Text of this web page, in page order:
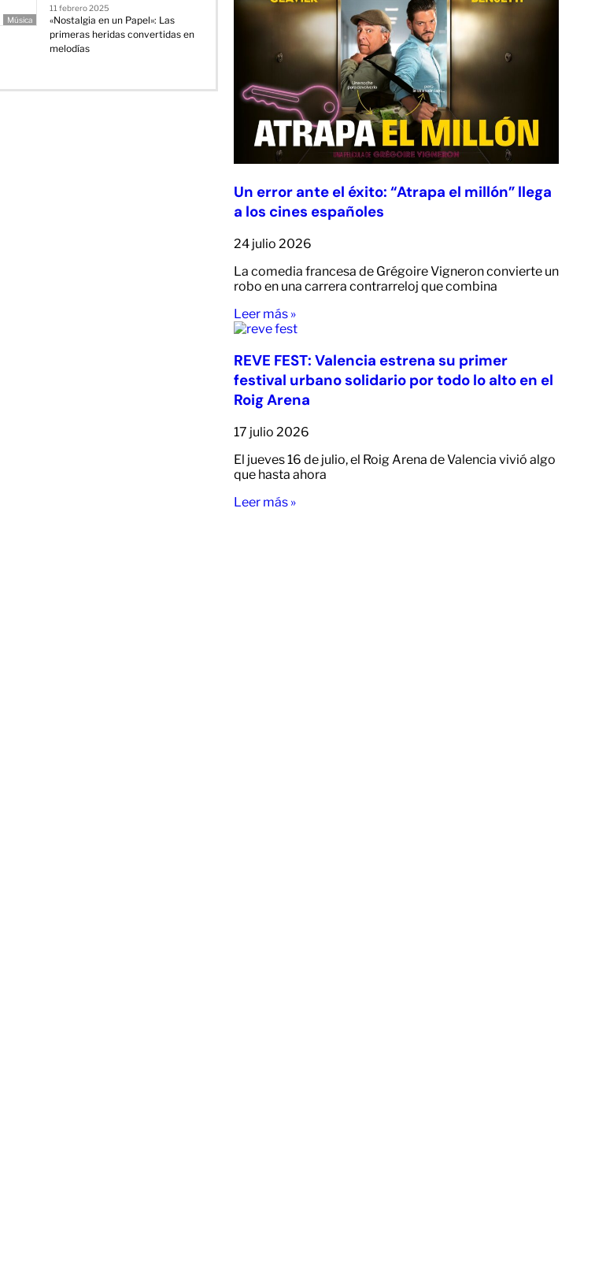
Música
11 febrero 2025
«Nostalgia en un Papel»: Las
primeras heridas convertidas en
melodías
Un error ante el éxito: “Atrapa el millón” llega
a los cines españoles
24 julio 2026
La comedia francesa de Grégoire Vigneron convierte un
robo en una carrera contrarreloj que combina
Leer más »
REVE FEST: Valencia estrena su primer
festival urbano solidario por todo lo alto en el
Roig Arena
17 julio 2026
El jueves 16 de julio, el Roig Arena de Valencia vivió algo
que hasta ahora
Leer más »